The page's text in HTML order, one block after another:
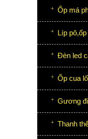
Ốp má
Líp
Đèn led
Ốp cua
Gương
Thanh